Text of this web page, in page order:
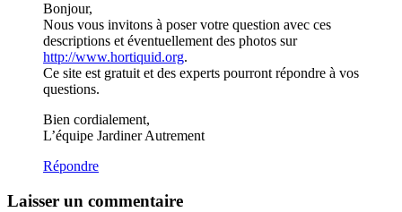
Bonjour,
Nous vous invitons à poser votre question avec ces
descriptions et éventuellement des photos sur
http://www.hortiquid.org.
Ce site est gratuit et des experts pourront répondre à vos
questions.
Bien cordialement,
L’équipe Jardiner Autrement
Répondre
Laisser un commentaire